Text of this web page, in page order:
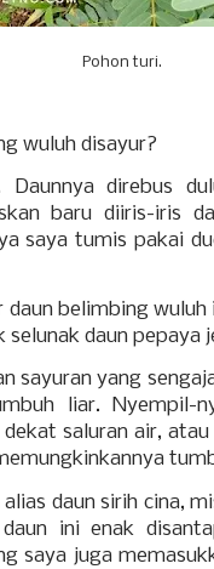
Pohon turi.
wuluh disayur?
Daunnya direbus
baru diiris-iris
saya tumis pakai
daun belimbing
selunak daun pepaya
sayuran yang
liar. Nyempil-
saluran air,
alias daun sirih cina,
ini enak
saya juga